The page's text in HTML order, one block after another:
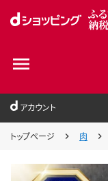
アカウント
トップページ 肉